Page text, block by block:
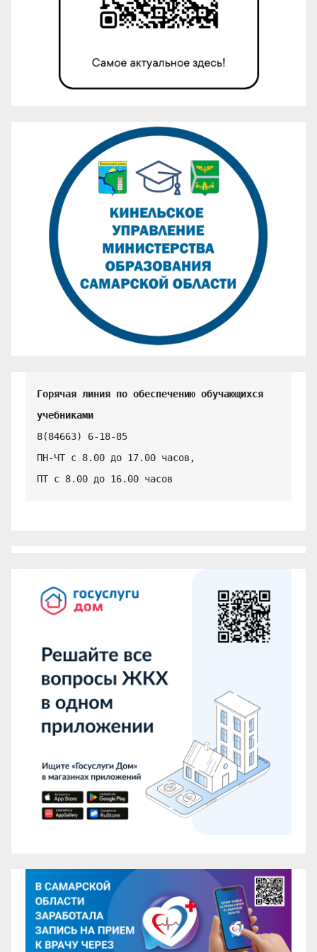
Горячая линия по обеспечению обучающихся
учебниками
8(84663) 6-18-85
ПН-ЧТ с 8.00 до 17.00 часов,
ПТ с 8.00 до 16.00 часов